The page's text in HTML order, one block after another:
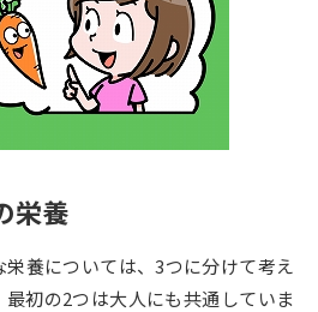
大学院の資料請求
大学入学共通テスト「受験案
内」の請求
高等学校卒業程度認定試験
小学校教員資格認定試験
栄養
養については、3つに分けて考え
初の2つは大人にも共通していま